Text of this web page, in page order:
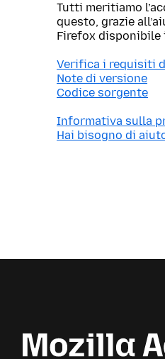
Tutti meritiamo
questo, grazie
Firefox disponibile
Verifica i requisiti
Note di versione
Codice sorgente
Informativa sulla
Hai bisogno di